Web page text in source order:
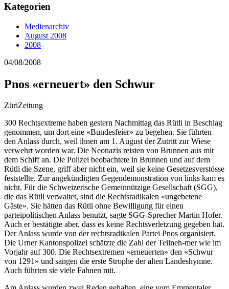
Kategorien
Medienarchiv
August 2008
2008
04/08/2008
Pnos «erneuert» den Schwur
ZüriZeitung
300 Rechtsextreme haben gestern Nachmittag das Rütli in Beschlag
genommen, um dort eine «Bundesfeier» zu begehen. Sie führten
den Anlass durch, weil ihnen am 1. August der Zutritt zur Wiese
verwehrt worden war. Die Neonazis reisten von Brunnen aus mit
dem Schiff an. Die Polizei beobachtete in Brunnen und auf dem
Rütli die Szene, griff aber nicht ein, weil sie keine Gesetzesverstösse
feststellte. Zur angekündigten Gegendemonstration von links kam es
nicht. Für die Schweizerische Gemeinnützige Gesellschaft (SGG),
die das Rütli verwaltet, sind die Rechtsradikalen «ungebetene
Gäste». Sie hätten das Rütli ohne Bewilligung für einen
parteipolitischen Anlass benutzt, sagte SGG-Sprecher Martin Hofer.
Auch er bestätigte aber, dass es keine Rechtsverletzung gegeben hat.
Der Anlass wurde von der rechtsradikalen Partei Pnos organisiert.
Die Urner Kantonspolizei schätzte die Zahl der Teilneh-mer wie im
Vorjahr auf 300. Die Rechtsextremen «erneuerten» den «Schwur
von 1291» und sangen die erste Strophe der alten Landeshymne.
Auch führten sie viele Fahnen mit.